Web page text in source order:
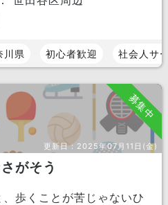
川県 初心者歓迎 社会人サ
募集中
更新日： 2025年07月11日(金)
がそう
歩くことが苦じゃないひ